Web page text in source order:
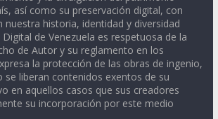
así como su preservación digital, con
nuestra historia, identidad y diversidad
de Venezuela es respetuosa de la
de Autor y su reglamento en los
la protección de las obras de ingenio,
se liberan contenidos exentos de su
en aquellos casos que sus creadores
su incorporación por este medio